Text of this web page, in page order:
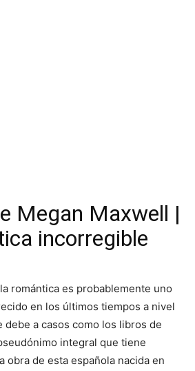
Megan Maxwell |
incorregible
romántica es probablemente uno
en los últimos tiempos a nivel
debe a casos como los libros de
integral que tiene
obra de esta española nacida en